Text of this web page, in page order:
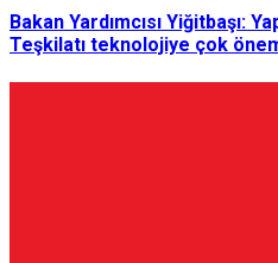
Bakan Yardımcısı Yiğitbaşı:
Teşkilatı teknolojiye çok